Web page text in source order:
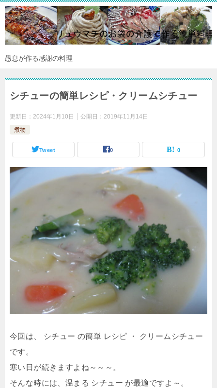
愚息が作る感謝の料理
シチューの簡単レシピ・クリームシチュー
更新日： 2024年1月10日 公開日： 2019年11月14日
煮物
Tweet 0 0
今回は、 シチュー の簡単 レシピ ・ クリームシチュー
です。
寒い日が続きますよね～～～。
そんな時には、温まる シチュー が最適ですよ～。